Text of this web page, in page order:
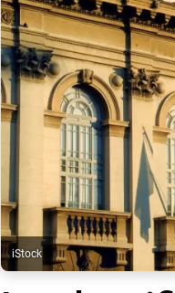
iStock